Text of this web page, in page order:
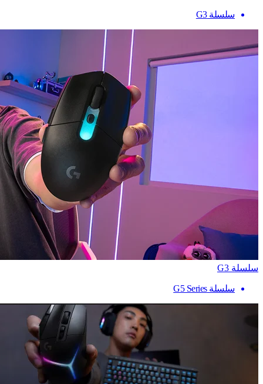
سلسلة G3
سلسلة G3
سلسلة G5 Series